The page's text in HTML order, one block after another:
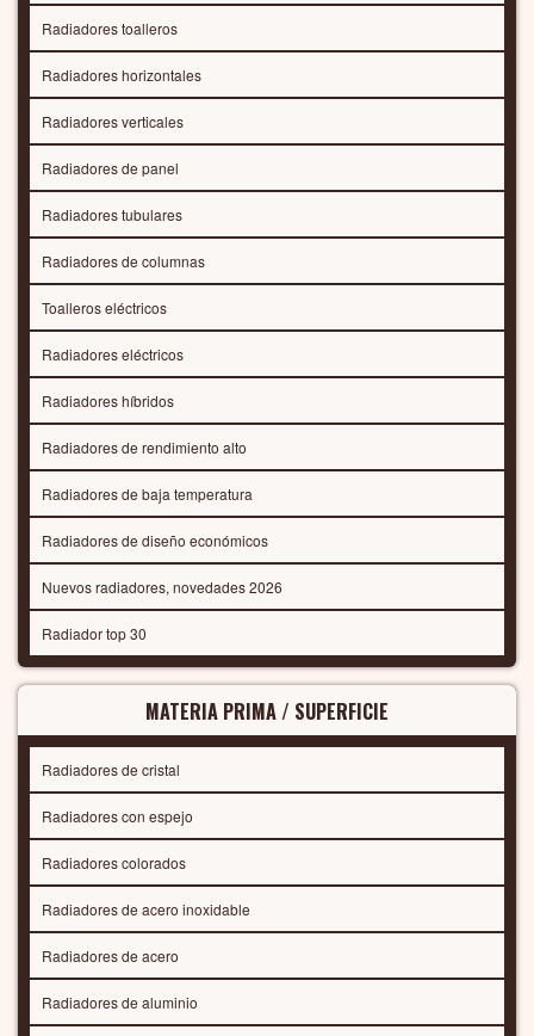
Radiadores toalleros
Radiadores horizontales
Radiadores verticales
Radiadores de panel
Radiadores tubulares
Radiadores de columnas
Toalleros eléctricos
Radiadores eléctricos
Radiadores híbridos
Radiadores de rendimiento alto
Radiadores de baja temperatura
Radiadores de diseño económicos
Nuevos radiadores, novedades 2026
Radiador top 30
MATERIA PRIMA / SUPERFICIE
Radiadores de cristal
Radiadores con espejo
Radiadores colorados
Radiadores de acero inoxidable
Radiadores de acero
Radiadores de aluminio